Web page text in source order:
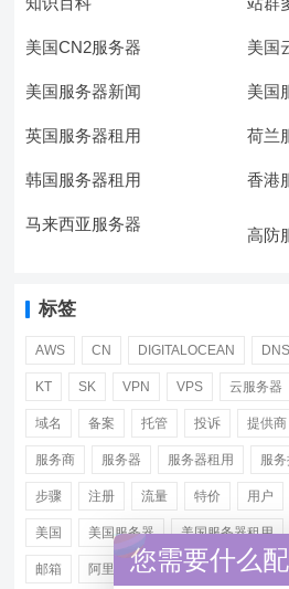
美国CN2服务器 美国
美国服务器新闻 美国
英国服务器租用 荷兰
韩国服务器租用 香港
马来西亚服务器
高防
标签
AWS CN DIGITALOCEAN DNS
KT SK VPN VPS 云服务器
域名 备案 托管 投诉 提供商
服务商 服务器 服务器租用 服
步骤 注册 流量 特价 用户
美国 美国服务器 美国服务器租用
邮箱 阿里 香港服务器租用
您需要什么